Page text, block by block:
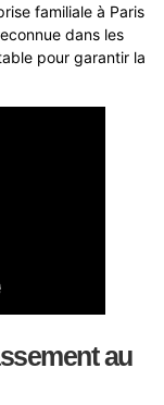
familiale à Paris
dans les
pour garantir la
au